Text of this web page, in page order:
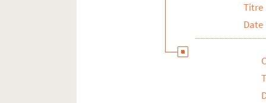
Titre
Date